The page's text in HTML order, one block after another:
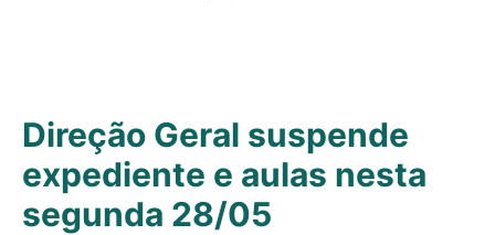
Direção Geral suspende
expediente e aulas nesta
segunda 28/05